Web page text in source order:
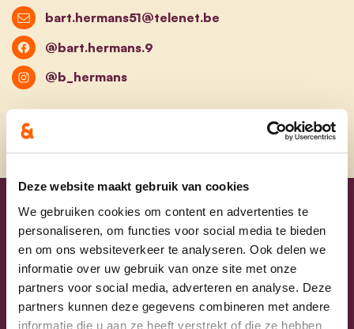
Deze website maakt gebruik van cookies
We gebruiken cookies om content en advertenties te
personaliseren, om functies voor social media te bieden
en om ons websiteverkeer te analyseren. Ook delen we
informatie over uw gebruik van onze site met onze
partners voor social media, adverteren en analyse. Deze
partners kunnen deze gegevens combineren met andere
informatie die u aan ze heeft verstrekt of die ze hebben
bart.hermans51@telenet.be
@bart.hermans.9
@b_hermans
Uw lijsttrekkers